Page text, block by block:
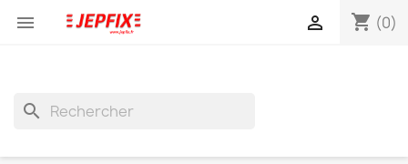
 shopping_cart (0)

search